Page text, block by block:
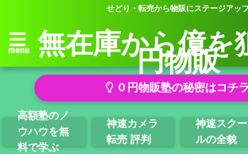
せどり・転売から物販にステージアッ
menu 無在庫から億を
円物販
０円物販塾の秘密はコチラ
高額塾のノ
ウハウを無
料で学ぶ
神速カメラ
転売 評判
神速スクー
ルの全貌